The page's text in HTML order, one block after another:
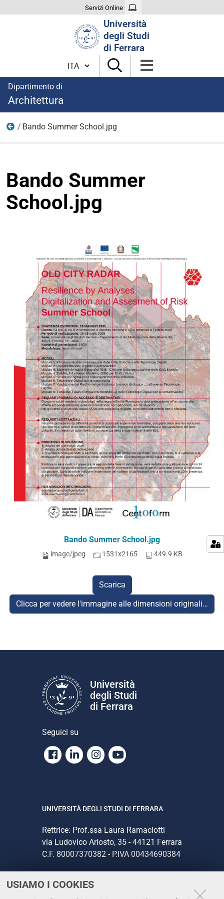
USIAMO I COOKIES
Servizi Online
Università
degli Studi
di Ferrara
Cambia lingua
Dipartimento di
Architettura
Eventi
Bando Summer School.jpg
Bando Summer
School.jpg
Bando Summer School.jpg
image/jpeg 1531x2165 449.9 KB
Scarica
Clicca per vedere l'immagine alle dimensioni originali…
Università
degli Studi
di Ferrara
Seguici su
Facebook
LinkedinInstagram
Youtube
UNIVERSITÀ DEGLI STUDI DI FERRARA
Rettrice: Prof.ssa Laura Ramaciotti
via Ludovico Ariosto, 35 - 44121 Ferrara
C.F. 80007370382 - P.IVA 00434690384
CONTATTI